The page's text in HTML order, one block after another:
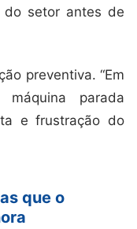
do setor antes de
preventiva. “Em
máquina parada
e frustração do
que o